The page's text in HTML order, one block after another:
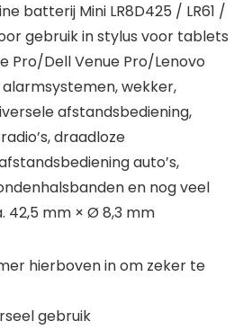
batterij Mini LR8D425 / LR61 /
gebruik in stylus voor tablets
Pro/Dell Venue Pro/Lenovo
wekker,
afstandsbediening,
draadloze
auto’s,
en nog veel
42,5 mm × Ø 8,3 mm
hierboven in om zeker te
gebruik